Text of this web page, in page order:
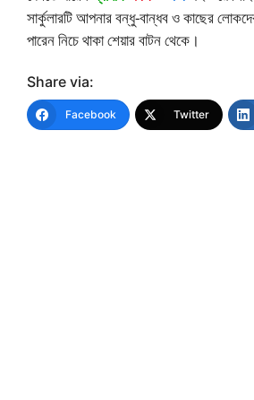
সার্কুলারটি আপনার বন্ধু-বান্ধব ও কাছের
পারেন নিচে থাকা শেয়ার বাটন থেকে।
Share via:
Facebook Twitter